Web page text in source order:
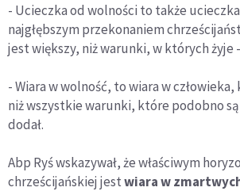
- Ucieczka od wolności to także
najgłębszym przekonaniem
jest większy, niż warunki, w których żyje
- Wiara w wolność, to wiara w
niż wszystkie warunki, które podobno
dodał.
Abp Ryś wskazywał, że właściwym
chrześcijańskiej jestwiara w